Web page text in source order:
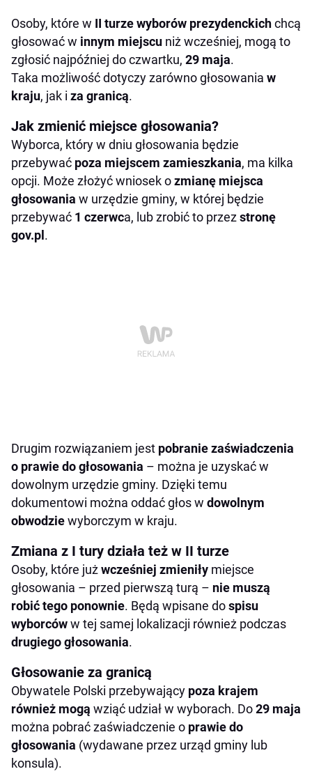
Osoby, które w II turze wyborów prezydenckichchcą
głosować w innym miejscu niż wcześniej, mogą to
zgłosić najpóźniej do czwartku, 29 maja.
Taka możliwość dotyczy zarówno głosowania w
kraju, jak i za granicą.
Jak zmienić miejsce głosowania?
Wyborca, który w dniu głosowania będzie
przebywać poza miejscem zamieszkania, ma kilka
opcji. Może złożyć wniosek ozmianę miejsca
głosowania w urzędzie gminy, w której będzie
przebywać 1 czerwca, lub zrobić to przezstronę
gov.pl .
Drugim rozwiązaniem jest pobranie zaświadczenia
o prawie do głosowania – można je uzyskać w
dowolnym urzędzie gminy. Dzięki temu
dokumentowi można oddać głos w dowolnym
obwodziewyborczym w kraju.
Zmiana z I tury działa też w II turze
Osoby, które jużwcześniej zmieniły miejsce
głosowania – przed pierwszą turą – nie muszą
robić tego ponownie. Będą wpisane dospisu
wyborcóww tej samej lokalizacji również podczas
drugiego głosowania.
Głosowanie za granicą
Obywatele Polski przebywający poza krajem
również mogą wziąć udział w wyborach. Do29 maja
można pobrać zaświadczenie o prawie do
głosowania (wydawane przez urząd gminy lub
konsula).